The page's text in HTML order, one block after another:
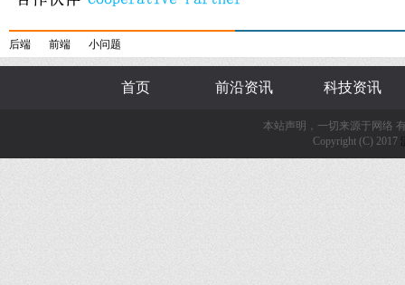
后端 前端 小问题
首页 前沿资讯 科技资讯
本站声明，一切来源于网络
Copyright (C) 2017